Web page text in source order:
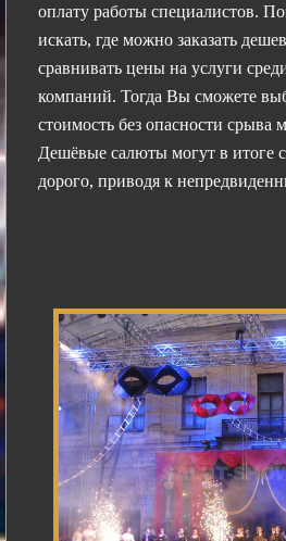
оплату работы специалистов.
искать, где можно заказать
сравнивать цены на услуги
компаний. Тогда Вы сможете
стоимость без опасности срыва
Дешёвые салюты могут в итоге
дорого, приводя к